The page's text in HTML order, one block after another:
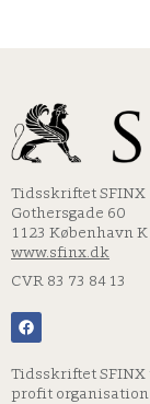
Tidsskriftet SFINX
Gothersgade 60
1123 København K
www.sfinx.dk
CVR 83 73 84 13
Tidsskriftet SFINX
profit